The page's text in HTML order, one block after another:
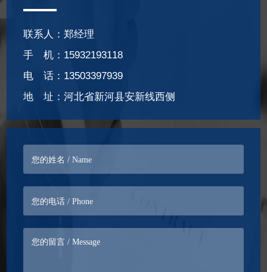
联系人：郑经理
手 机：15932193118
电 话：13503397939
地 址：河北省新河县安新线西侧